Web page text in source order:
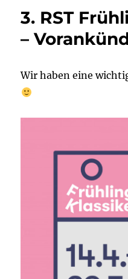
3. RST
–
Wir haben eine